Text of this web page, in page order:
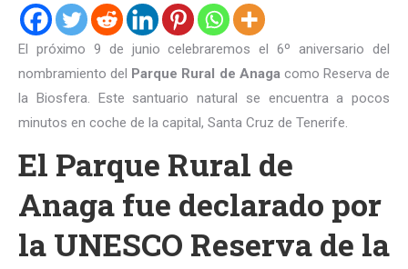
El próximo 9 de junio celebraremos el 6º aniversario del
nombramiento del Parque Rural de Anagacomo Reserva de
la Biosfera. Este santuario natural se encuentra a pocos
minutos en coche de la capital, Santa Cruz de Tenerife.
El Parque Rural de
Anaga fue declarado por
la UNESCO Reserva de la